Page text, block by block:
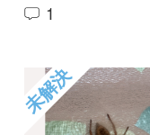
このクモは何でしょう
か？
みるてぃ